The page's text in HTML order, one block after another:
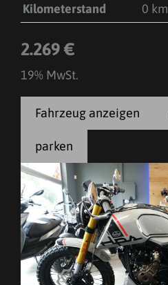
Kilometerstand
0 km
2.269 €
19% MwSt.
Fahrzeug anzeigen
parken